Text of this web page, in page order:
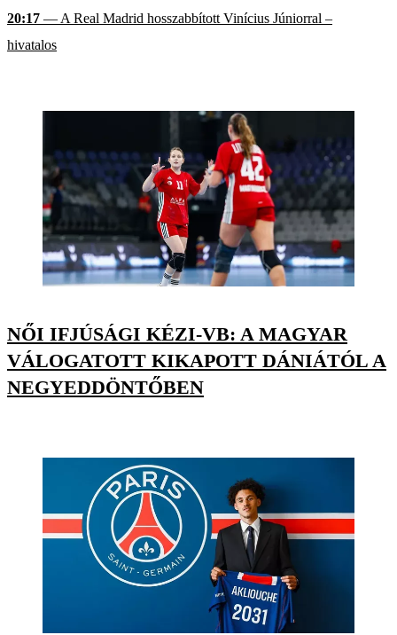
20:17 — A Real Madrid hosszabbított Vinícius Júniorral –
hivatalos
NŐI IFJÚSÁGI KÉZI-VB: A MAGYAR
VÁLOGATOTT KIKAPOTT DÁNIÁTÓL A
NEGYEDDÖNTŐBEN